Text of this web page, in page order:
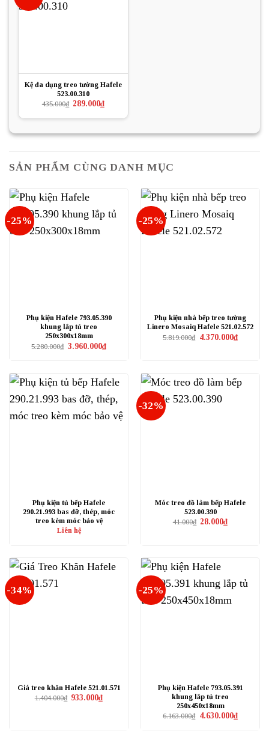
Kệ đa dụng treo tường Hafele
523.00.310
435.000₫ Giá
là:
289.000₫Giá
hiện
tại
289.000₫.
SẢN PHẨM CÙNG DANH MỤC
-25%
Phụ kiện Hafele 793.05.390
khung lắp tủ treo
250x300x18mm
5.280.000₫ Giá
3.960.000₫Giá
hiện
-25%
Phụ kiện nhà bếp treo tường
Linero Mosaiq Hafele 521.02.572
5.819.000₫ Giá
4.370.000₫Giá
hiện
Phụ kiện tủ bếp Hafele
290.21.993 bas đỡ, thép, móc
treo kèm móc bảo vệ
Liên hệ
-32%
Móc treo đồ làm bếp Hafele
523.00.390
41.000₫ Giá
28.000₫Giá
hiện
-34%
Giá treo khăn Hafele 521.01.571
1.404.000₫ Giá
933.000₫Giá
hiện
-25%
Phụ kiện Hafele 793.05.391
khung lắp tủ treo
250x450x18mm
6.163.000₫ Giá
4.630.000₫Giá
hiện